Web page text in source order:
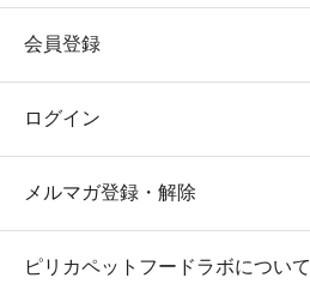
会員登録
ログイン
メルマガ登録・解除
ピリカペットフードラボについて